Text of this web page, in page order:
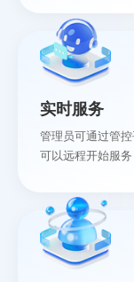
实时服务
管理员可通过管
可以远程开始服务